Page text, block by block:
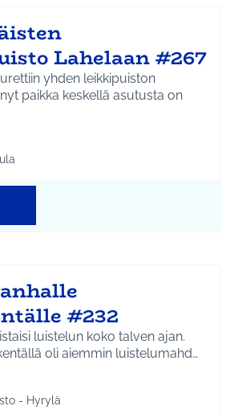
Lahelaan #267
yhden leikkipuiston
paikka keskellä asutusta on
mukaan: Hyvinvoiva Tuusula
#232
luistelun koko talven ajan.
oli aiemmin luistelumahd…
mukaan: Kehittämisverkosto - Hyrylä
- Hyrylä